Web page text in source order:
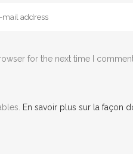
for the next time I
En savoir plus sur la façon